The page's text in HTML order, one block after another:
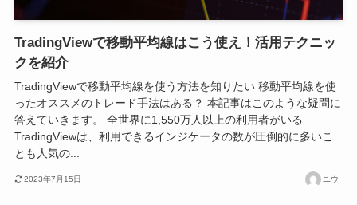
TradingViewで移動平均線はこう使え！活用テクニッ
クを紹介
TradingViewで移動平均線を使う方法を知りたい 移動平均線を使
ったオススメのトレード手法はある？ 本記事はこのような疑問に
答えていきます。 全世界に1,550万人以上の利用者がいる
TradingViewは、利用できるインジケータの数が圧倒的に多いこ
とも人気の...
2023年7月15日 ユウ